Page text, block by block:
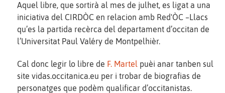
Aquel libre, que sortirà al mes de julhet, es ligat a una
iniciativa del CIRDÒC en relacion amb Red'ÒC –Llacs
qu’es la partida recèrca del departament d’occitan de
l’Universitat Paul Valéry de Montpelhièr.
Cal donc legir lo libre de F. Martel puèi anar tanben sul
site vidas.occitanica.eu per i trobar de biografias de
personatges que podèm qualificar d’occitanistas.